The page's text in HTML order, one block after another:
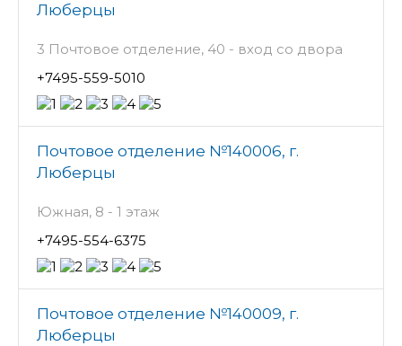
Люберцы
3 Почтовое отделение, 40 - вход со двора
+7495-559-5010
Почтовое отделение №140006, г.
Люберцы
Южная, 8 - 1 этаж
+7495-554-6375
Почтовое отделение №140009, г.
Люберцы